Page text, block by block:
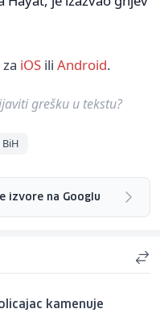
iOS ili Android.
grešku u tekstu?
izvore na Googlu
kamenuje